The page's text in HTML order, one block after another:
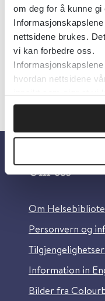
om deg for å kunne
nettsidene brukes.
vi kan forbedre oss.
hvordan nettsidene
innsikt som gjør at vi
Utgiver:
Språk:Engelsk
Om oss
Om
Personvern og
Information in
Bilder fra